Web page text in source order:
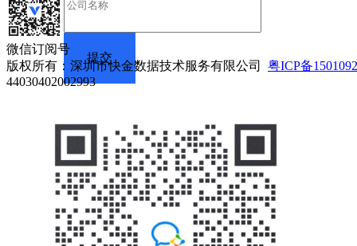
微信订阅号
版权所有：深圳市快金数据技术服务有限公司 粤ICP备
44030402002993